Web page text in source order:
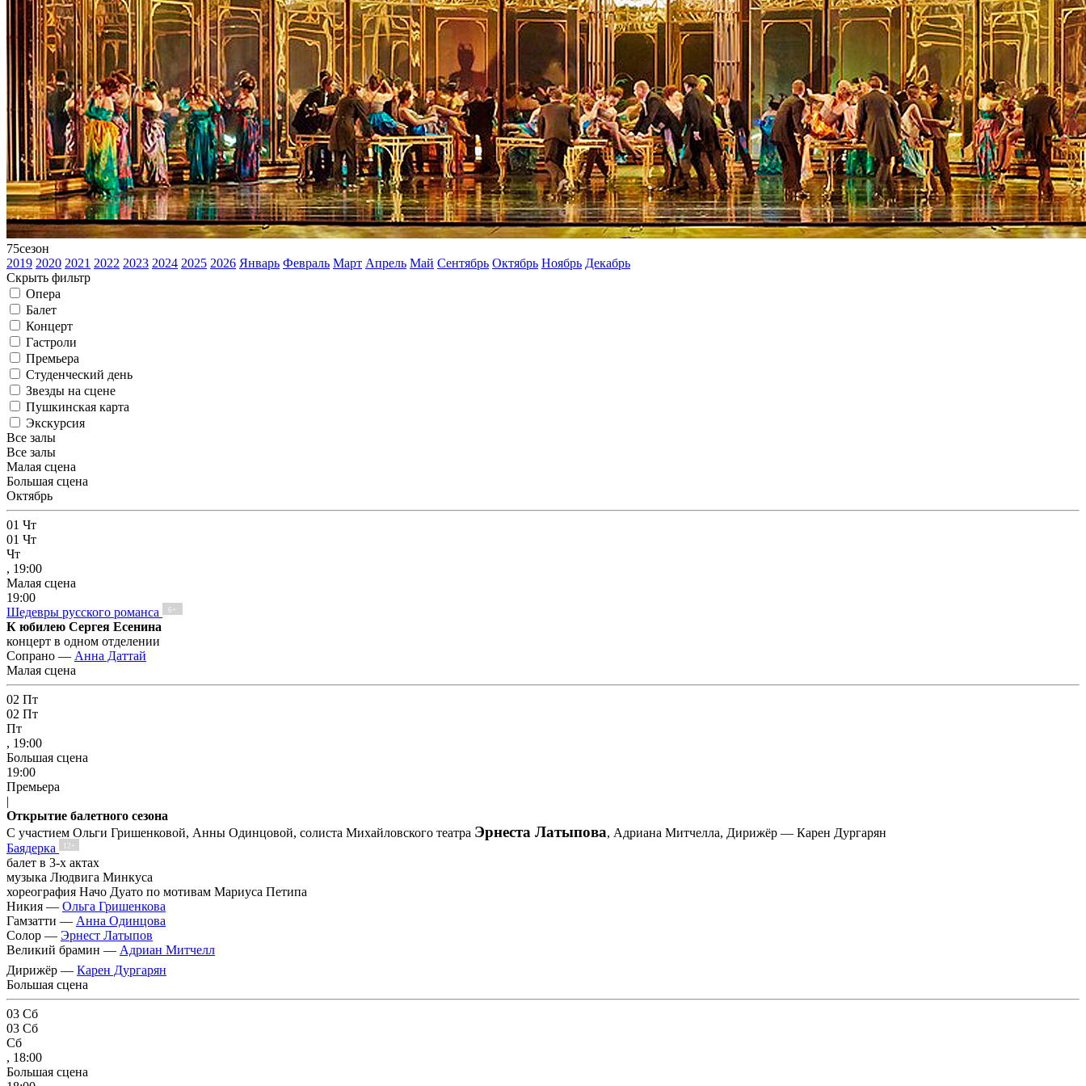
75сезон
2019 2020 2021 2022 2023 2024 2025 2026 Январь Февраль Март Апрель Май Сентябрь Октябрь Ноябрь Декабрь
Скрыть фильтр
Опера
Балет
Концерт
Гастроли
Премьера
Студенческий день
Звезды на сцене
Пушкинская карта
Экскурсия
Все залы
Все залы
Малая сцена
Большая сцена
Октябрь
01 Чт
01 Чт
Чт
, 19:00
Малая сцена
19:00
Шедевры русского романса
6+
К юбилею Сергея Есенина
концерт в одном отделении
Сопрано — Анна Даттай
Малая сцена
02 Пт
02 Пт
Пт
, 19:00
Большая сцена
19:00
Премьера
Открытие балетного сезона
С участием Ольги Гришенковой, Анны Одинцовой, солиста Михайловского театра Эрнеста Латыпова, Адриана Митчелла, Дирижёр — Карен Дургарян
Баядерка
12+
балет в 3-х актах
музыка Людвига Минкуса
хореография Начо Дуато по мотивам Мариуса Петипа
Никия — Ольга Гришенкова
Гамзатти — Анна Одинцова
Солор — Эрнест Латыпов
Великий брамин — Адриан Митчелл
Дирижёр — Карен Дургарян
Большая сцена
03 Сб
03 Сб
Сб
, 18:00
Большая сцена